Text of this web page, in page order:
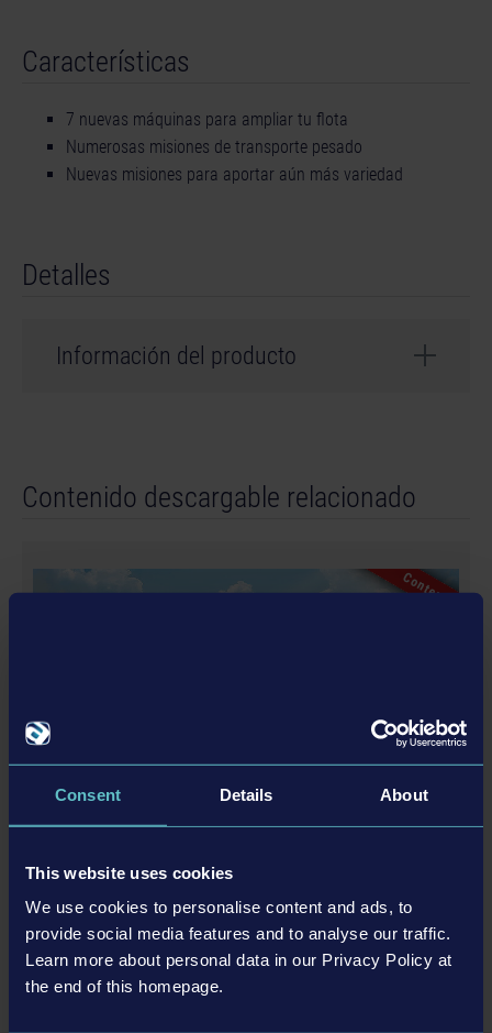
Consent Details About
This website uses cookies
We use cookies to personalise content and ads, to
provide social media features and to analyse our traffic.
Learn more about personal data in our Privacy Policy at
the end of this homepage.
Características
7 nuevas máquinas para ampliar tu flota
Numerosas misiones de transporte pesado
Nuevas misiones para aportar aún más variedad
Detalles
Información del producto
Contenido descargable relacionado
C
o
n
t
e
n
id
o
e
s
c
a
r
g
a
b
CONSTRUCTION SIMULATOR 2015 - LIEBHERR A 918
MÁS
d
le